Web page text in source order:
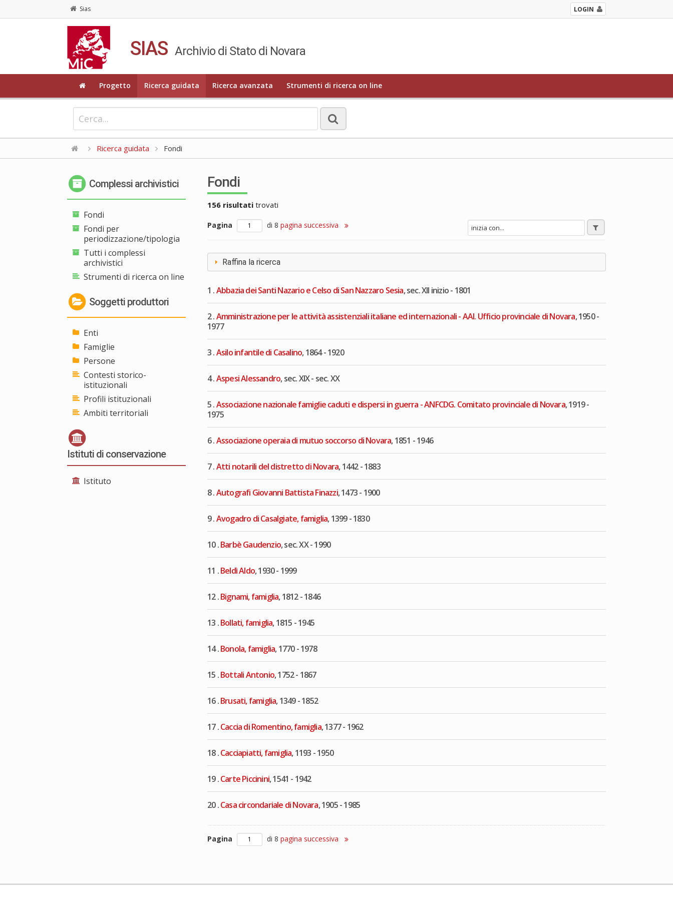
Sias LOGIN
SIAS Archivio di Stato di Novara
Progetto Ricerca guidata Ricerca avanzata Strumenti di ricerca on line
Ricerca guidata Fondi
Complessi archivistici
Fondi
Fondi per
periodizzazione/tipologia
Tutti i complessi
archivistici
Strumenti di ricerca on line
Soggetti produttori
Enti
Famiglie
Persone
Contesti storico-
istituzionali
Profili istituzionali
Ambiti territoriali
Istituti di conservazione
Istituto
Fondi
156 risultatitrovati
Pagina di 8 pagina successiva
Raffina la ricerca
1 .Abbazia dei Santi Nazario e Celso di San Nazzaro Sesia, sec. XII inizio - 1801
2 .Amministrazione per le attività assistenziali italiane ed internazionali - AAI. Ufficio provinciale di Novara, 1950 -
1977
3 .Asilo infantile di Casalino, 1864 - 1920
4 .Aspesi Alessandro, sec. XIX - sec. XX
5 .Associazione nazionale famiglie caduti e dispersi in guerra - ANFCDG. Comitato provinciale di Novara, 1919 -
1975
6 .Associazione operaia di mutuo soccorso di Novara, 1851 - 1946
7 .Atti notarili del distretto di Novara, 1442 - 1883
8 .Autografi Giovanni Battista Finazzi, 1473 - 1900
9 .Avogadro di Casalgiate, famiglia, 1399 - 1830
10 .Barbè Gaudenzio, sec. XX - 1990
11 .Beldì Aldo, 1930 - 1999
12 .Bignami, famiglia, 1812 - 1846
13 .Bollati, famiglia, 1815 - 1945
14 .Bonola, famiglia, 1770 - 1978
15 .Bottali Antonio, 1752 - 1867
16 .Brusati, famiglia, 1349 - 1852
17 .Caccia di Romentino, famiglia, 1377 - 1962
18 .Cacciapiatti, famiglia, 1193 - 1950
19 .Carte Piccinini, 1541 - 1942
20 .Casa circondariale di Novara, 1905 - 1985
Pagina di 8 pagina successiva